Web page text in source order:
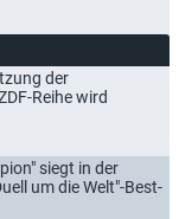
der
Reihe wird
siegt in der
um die Welt"-Best-